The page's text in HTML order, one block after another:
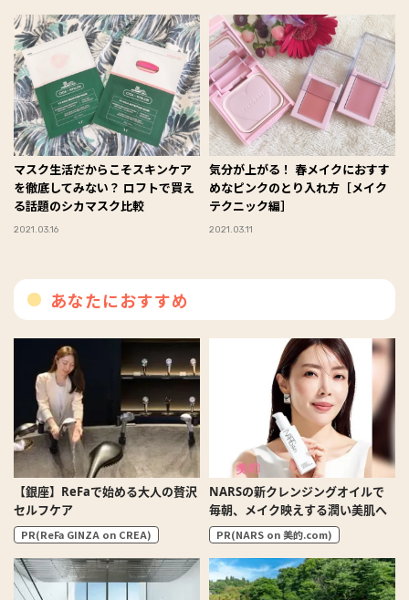
マスク生活だからこそスキンケア
を徹底してみない？ ロフトで買え
る話題のシカマスク比較
2021.03.16
気分が上がる！ 春メイクにおすす
めなピンクのとり入れ方［メイク
テクニック編］
2021.03.11
あなたにおすすめ
【銀座】ReFaで始める大人の贅沢
セルフケア
PR(ReFa GINZA on CREA)
NARSの新クレンジングオイルで
毎朝、メイク映えする潤い美肌へ
PR(NARS on 美的.com)